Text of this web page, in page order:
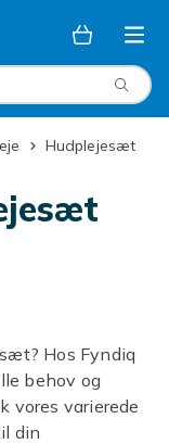
Hudplejesæt
Hos Fyndiq
behov og
vores varierede
din